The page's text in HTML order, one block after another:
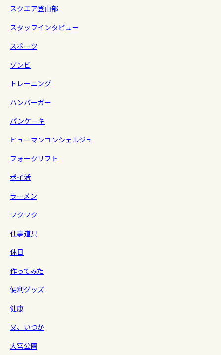
スクエア登山部
スタッフインタビュー
スポーツ
ゾンビ
トレーニング
ハンバーガー
パンケーキ
ヒューマンコンシェルジュ
フォークリフト
ポイ活
ラーメン
ワクワク
仕事道具
休日
作ってみた
便利グッズ
健康
又、いつか
大宮公園